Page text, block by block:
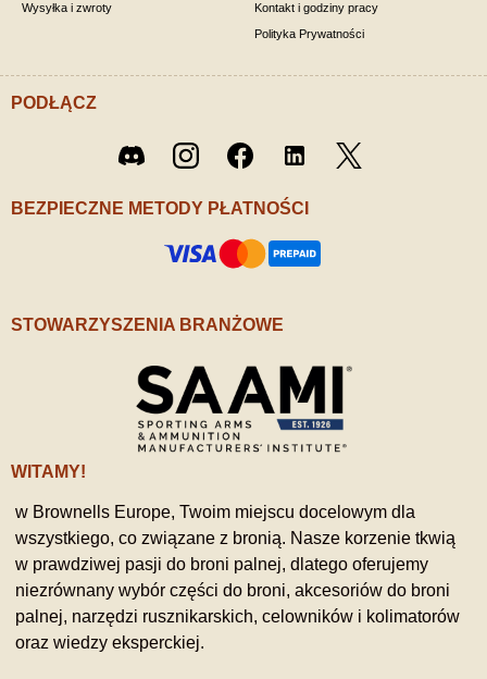
Wysyłka i zwroty
Kontakt i godziny pracy
Polityka Prywatności
PODŁĄCZ
Discord Instagram Facebook LinkedIn
BEZPIECZNE METODY PŁATNOŚCI
STOWARZYSZENIA BRANŻOWE
WITAMY!
w Brownells Europe, Twoim miejscu docelowym dla
wszystkiego, co związane z bronią. Nasze korzenie tkwią
w prawdziwej pasji do broni palnej, dlatego oferujemy
niezrównany wybór części do broni, akcesoriów do broni
palnej, narzędzi rusznikarskich, celowników i kolimatorów
oraz wiedzy eksperckiej.